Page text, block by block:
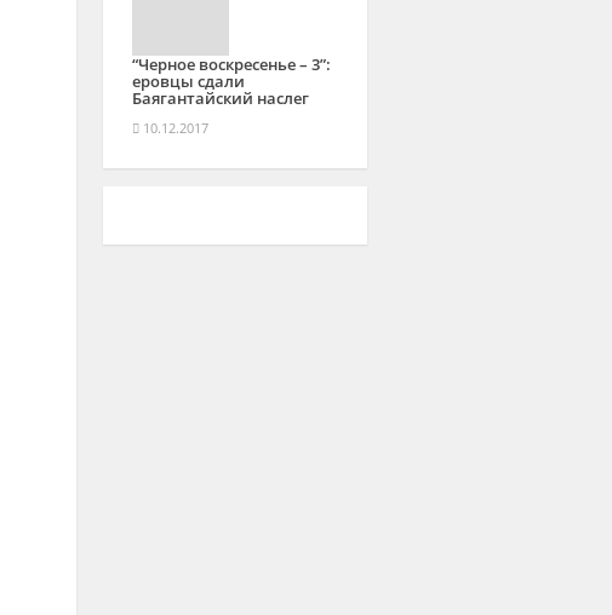
“Черное воскресенье – 3”:
еровцы сдали
Баягантайский наслег
10.12.2017